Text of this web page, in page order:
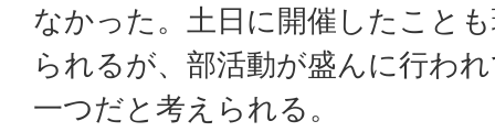
なかった。土日に開催したこと
られるが、部活動が盛んに行わ
一つだと考えられる。